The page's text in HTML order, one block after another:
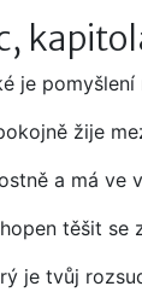
je pomyšlení
žije
a má ve
těšit se
je tvůj